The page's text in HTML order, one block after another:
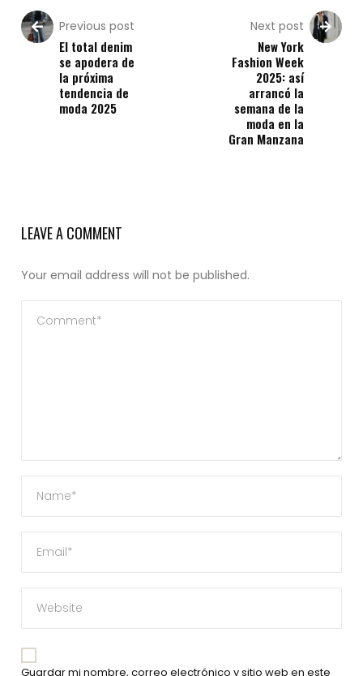
Previous post
El total denim
se apodera de
la próxima
tendencia de
moda 2025
Next post
New York
Fashion Week
2025: así
arrancó la
semana de la
moda en la
Gran Manzana
LEAVE A COMMENT
Your email address will not be published.
Guardar mi nombre, correo electrónico y sitio web en este